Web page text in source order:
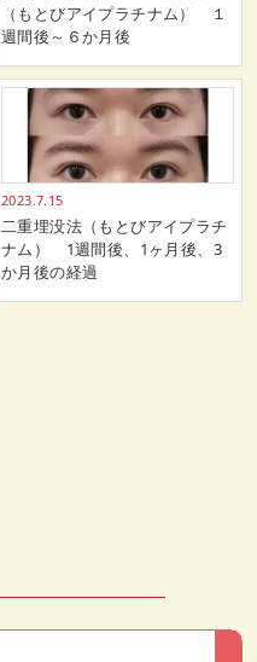
（もとびアイプラチナム） １
週間後～６か月後
2023.7.15
二重埋没法（もとびアイプラチ
ナム） 1週間後、1ヶ月後、3
か月後の経過